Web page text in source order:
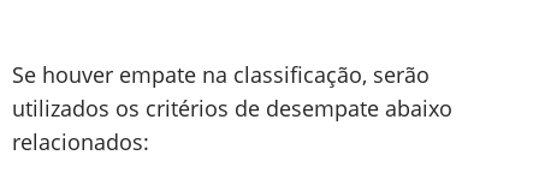
Se houver empate na classificação, serão
utilizados os critérios de desempate abaixo
relacionados: